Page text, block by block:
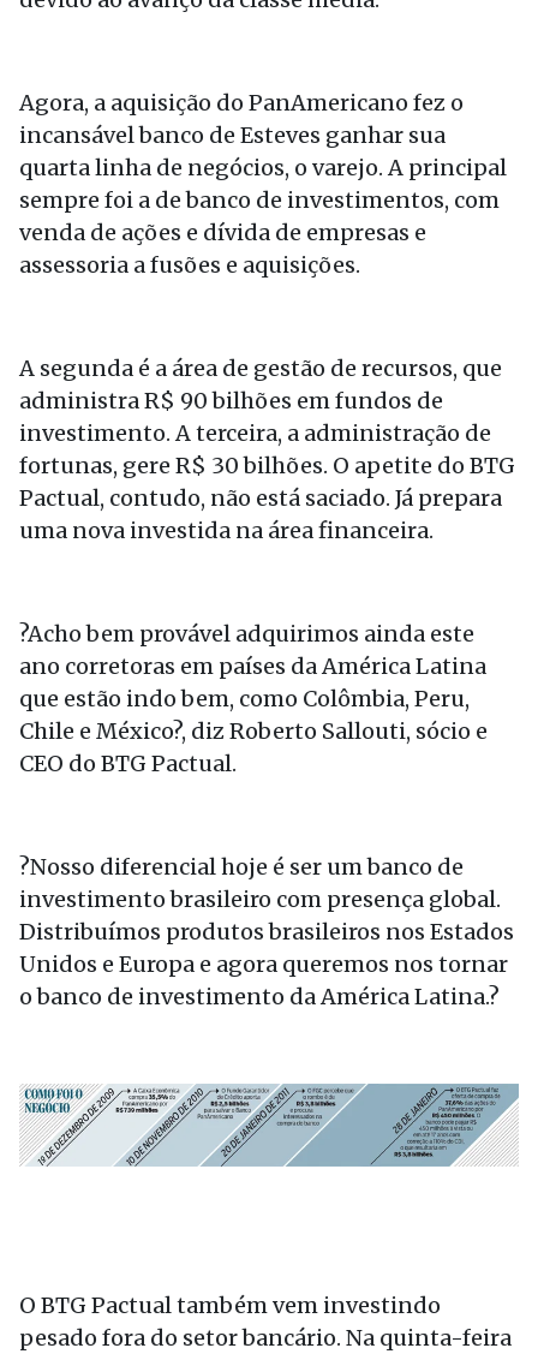
Agora, a aquisição do PanAmericano fez o
incansável banco de Esteves ganhar sua
quarta linha de negócios, o varejo. A principal
sempre foi a de banco de investimentos, com
venda de ações e dívida de empresas e
assessoria a fusões e aquisições.
A segunda é a área de gestão de recursos, que
administra R$ 90 bilhões em fundos de
investimento. A terceira, a administração de
fortunas, gere R$ 30 bilhões. O apetite do BTG
Pactual, contudo, não está saciado. Já prepara
uma nova investida na área financeira.
?Acho bem provável adquirimos ainda este
ano corretoras em países da América Latina
que estão indo bem, como Colômbia, Peru,
Chile e México?, diz Roberto Sallouti, sócio e
CEO do BTG Pactual.
?Nosso diferencial hoje é ser um banco de
investimento brasileiro com presença global.
Distribuímos produtos brasileiros nos Estados
Unidos e Europa e agora queremos nos tornar
o banco de investimento da América Latina.?
O BTG Pactual também vem investindo
pesado fora do setor bancário. Na quinta-feira